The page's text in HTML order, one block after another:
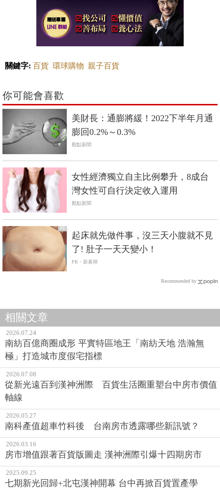
關鍵字: 百貨 環球購物 親子百貨
你可能會喜歡
美財長：通膨將緩！2022下半年月通
膨回0.2%～0.3%
觀點新聞
女性經濟獨立自主比例攀升，8成台
灣女性可自行決定收入運用
觀點新聞
PR
起床就先做件事，沒三天小腹就不見
了! 肚子一天天變小！
PR・新素簡
Recommended by
相關文章
2026.07.24
南紡百億商圈成形 平實特區地王「南紡天地 浩瀚無
極」打造城市度假宅指標
2026.07.08
從新光遠百到漢神洲際 百貨生活圈重塑台中房市價值
軸線
2026.05.27
南科產值超車竹科後 台南房市透露哪些新訊號？
2026.03.16
房市增值跟著百貨版圖走 漢神洲際引爆十四期房市
2025.09.25
七期新光回歸+北屯漢神開幕 台中再掀百貨置產學